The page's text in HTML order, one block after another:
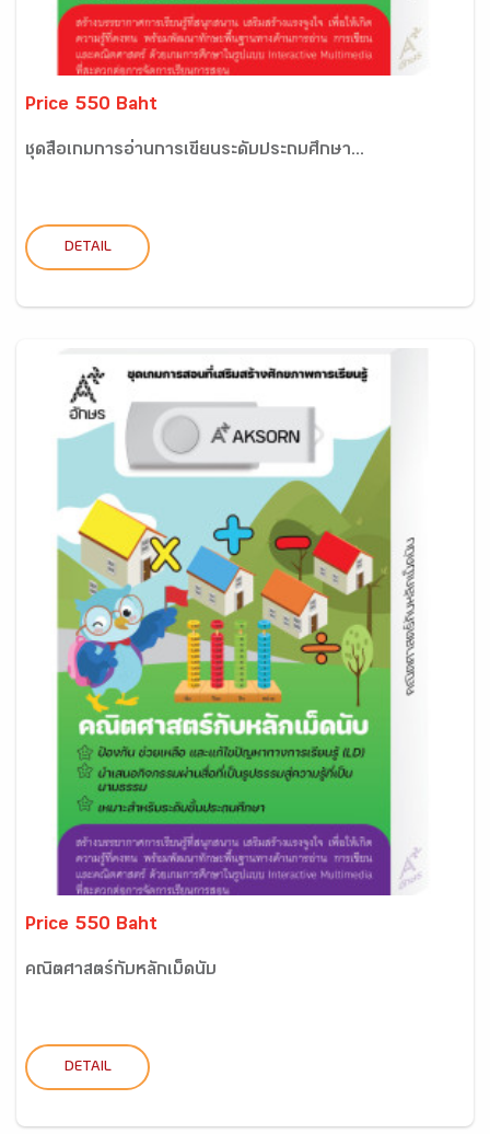
Price 550 Baht
ชุดสื่อเกมการอ่านการเขียนระดับประถมศึกษา...
DETAIL
Price 550 Baht
คณิตศาสตร์กับหลักเม็ดนับ
DETAIL